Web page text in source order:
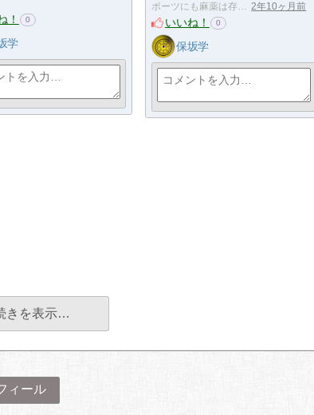
！ 0
学
ポーツにも麻薬は存…
2年10ヶ月前
いいね！ 0
保坂学
きを表示…
ィール